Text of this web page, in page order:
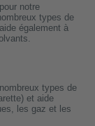
notre
types de
également à
types de
et aide
les gaz et les